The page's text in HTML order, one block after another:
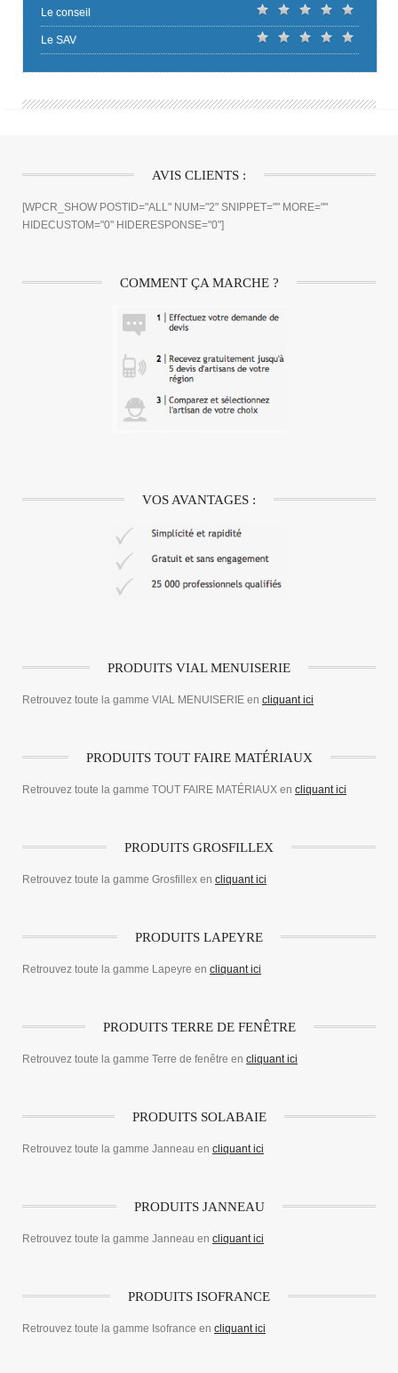
Le conseil
Le SAV
AVIS CLIENTS :
[WPCR_SHOW POSTID="ALL" NUM="2" SNIPPET="" MORE=""
HIDECUSTOM="0" HIDERESPONSE="0"]
COMMENT ÇA MARCHE ?
VOS AVANTAGES :
PRODUITS VIAL MENUISERIE
Retrouvez toute la gamme VIAL MENUISERIE en cliquant ici
PRODUITS TOUT FAIRE MATÉRIAUX
Retrouvez toute la gamme TOUT FAIRE MATÉRIAUX en cliquant ici
PRODUITS GROSFILLEX
Retrouvez toute la gamme Grosfillex en cliquant ici
PRODUITS LAPEYRE
Retrouvez toute la gamme Lapeyre en cliquant ici
PRODUITS TERRE DE FENÊTRE
Retrouvez toute la gamme Terre de fenêtre en cliquant ici
PRODUITS SOLABAIE
Retrouvez toute la gamme Janneau en cliquant ici
PRODUITS JANNEAU
Retrouvez toute la gamme Janneau en cliquant ici
PRODUITS ISOFRANCE
Retrouvez toute la gamme Isofrance en cliquant ici